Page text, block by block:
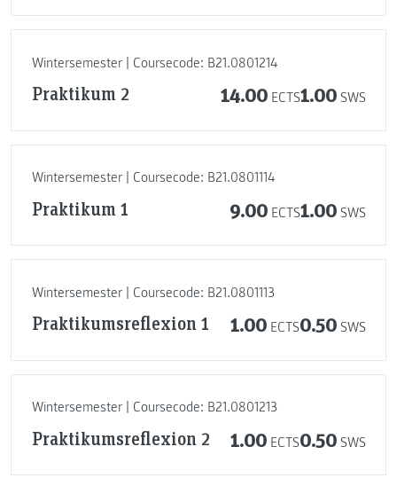
Wintersemester | Coursecode: B21.0801214
Praktikum 2 14.00 ECTS1.00 SWS
Wintersemester | Coursecode: B21.0801114
Praktikum 1 9.00 ECTS1.00 SWS
Wintersemester | Coursecode: B21.0801113
Praktikumsreflexion 1 1.00 ECTS0.50 SWS
Wintersemester | Coursecode: B21.0801213
Praktikumsreflexion 2 1.00 ECTS0.50 SWS